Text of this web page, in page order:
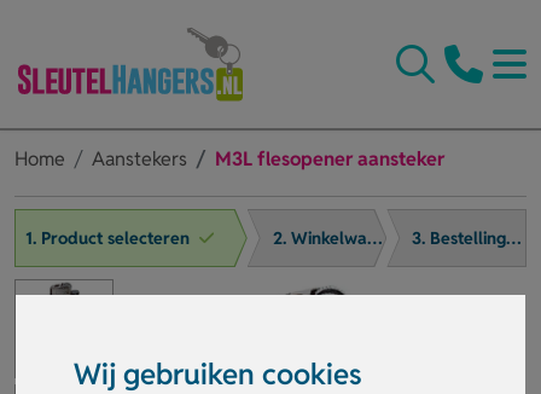
Wij gebruiken cookies
Home Aanstekers M3L flesopener aansteker
1. Product selecteren 2. Winkelwagen 3. Bestelling afronden